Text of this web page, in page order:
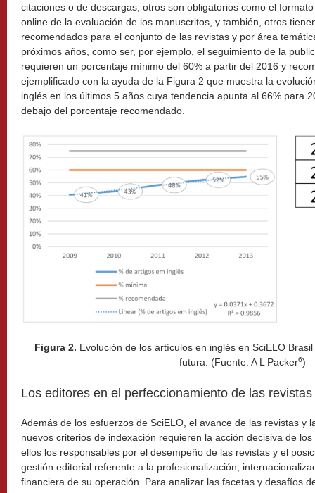
citaciones o de descargas, otros son obligatorios como el
online de la evaluación de los manuscritos, y también, otros
recomendados para el conjunto de las revistas y por área
próximos años, como ser, por ejemplo, el seguimiento de la
requieren un porcentaje mínimo del 60% a partir del 2016 y
ejemplificado con la ayuda de la Figura 2 que muestra la
inglés en los últimos 5 años cuya tendencia apunta al 66% para
debajo del porcentaje recomendado.
Figura 2. Evolución de los artículos en inglés en SciELO
futura. (Fuente: A L Packer6)
Los editores en el perfeccionamiento de las revistas
Además de los esfuerzos de SciELO, el avance de las revistas y
nuevos criterios de indexación requieren la acción decisiva de
ellos los responsables por el desempeño de las revistas y el
gestión editorial referente a la profesionalización,
financiera de su operación. Para analizar las facetas y desafíos